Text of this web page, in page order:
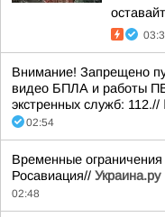
Внимание! Запрещено
видео БПЛА и работы
экстренных служб: 112.//
02:54
Временные
Росавиация// Украина.ру
02:48